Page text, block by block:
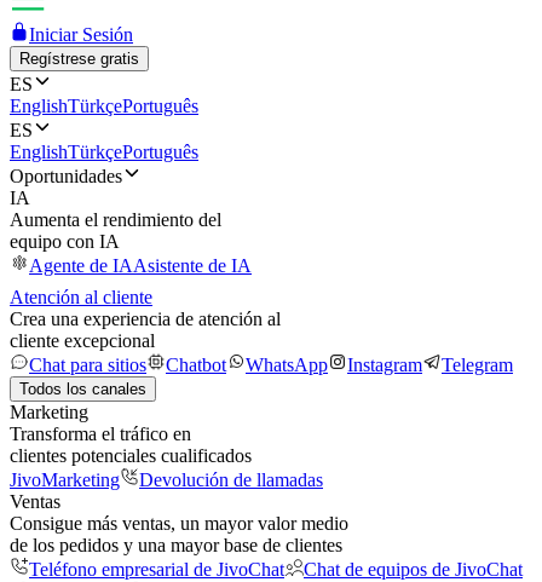
Iniciar Sesión
Regístrese gratis
ES
EnglishTürkçePortuguês
ES
EnglishTürkçePortuguês
Oportunidades
IA
Aumenta el rendimiento del
equipo con IA
Agente de IAAsistente de IA
Atención al cliente
Crea una experiencia de atención al
cliente excepcional
Chat para sitios
Chatbot WhatsApp Instagram Telegram
Todos los canales
Marketing
Transforma el tráfico en
clientes potenciales cualificados
JivoMarketing
Devolución de llamadas
Ventas
Consigue más ventas, un mayor valor medio
de los pedidos y una mayor base de clientes
Teléfono empresarial de JivoChat
Chat de equipos de JivoChat